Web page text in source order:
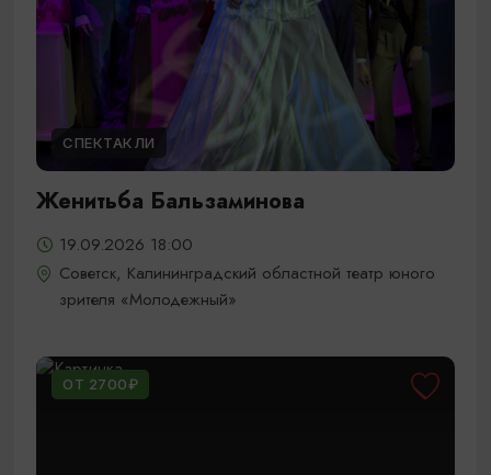
СПЕКТАКЛИ
Женитьба Бальзаминова
19.09.2026 18:00
Советск, Калининградский областной театр юного
зрителя «Молодежный»
ОТ 2700₽